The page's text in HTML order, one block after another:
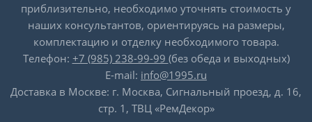
приблизительно, необходимо уточнять стоимость у
наших консультантов, ориентируясь на размеры,
комплектацию и отделку необходимого товара.
Телефон: +7 (985) 238-99-99 (без обеда и выходных)
E-mail: info@1995.ru
Доставка в Москве: г. Москва, Сигнальный проезд, д. 16,
стр. 1, ТВЦ «РемДекор»